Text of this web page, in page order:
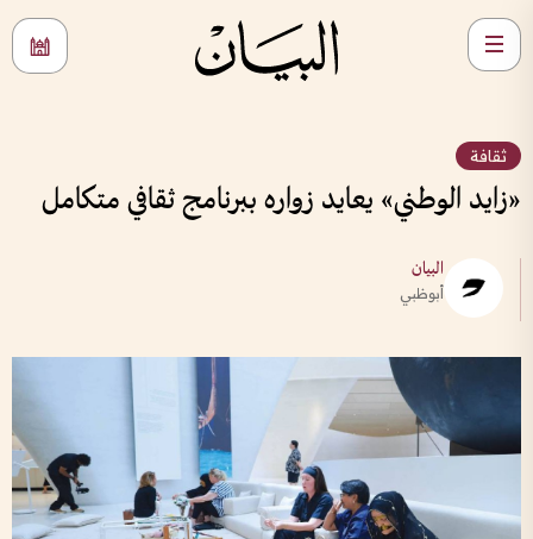
ثقافة
«زايد الوطني» يعايد زواره ببرنامج ثقافي متكامل
البيان
أبوظبي